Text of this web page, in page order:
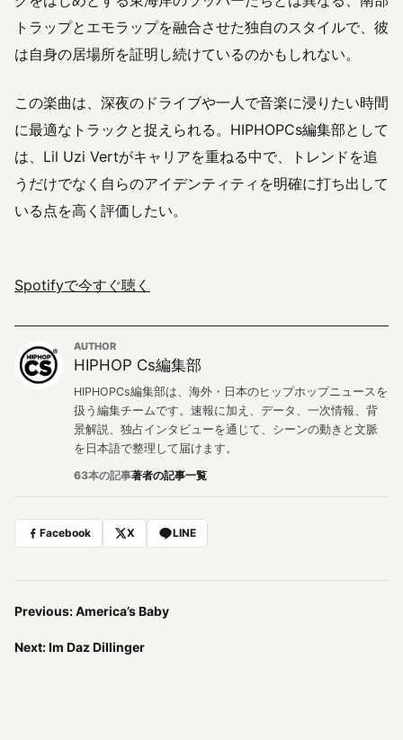
トラップとエモラップを融合させた独自のスタイルで、彼
は自身の居場所を証明し続けているのかもしれない。
この楽曲は、深夜のドライブや一人で音楽に浸りたい時間
に最適なトラックと捉えられる。HIPHOPCs編集部として
は、Lil Uzi Vertがキャリアを重ねる中で、トレンドを追
うだけでなく自らのアイデンティティを明確に打ち出して
いる点を高く評価したい。
Spotifyで今すぐ聴く
AUTHOR
HIPHOP Cs編集部
HIPHOPCs編集部は、海外・日本のヒップホップニュースを
扱う編集チームです。速報に加え、データ、一次情報、背
景解説、独占インタビューを通じて、シーンの動きと文脈
を日本語で整理して届けます。
63本の記事著者の記事一覧
Facebook X LINE
Previous: America’s Baby
Next: Im Daz Dillinger